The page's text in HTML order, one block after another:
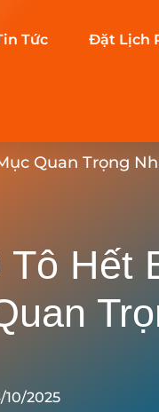
Tức Đặt Lịch
Quan Trọng
Hết
10/2025